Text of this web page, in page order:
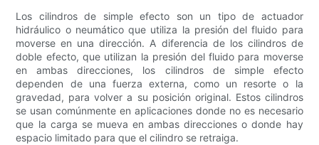
Los cilindros de simple efecto son un tipo de actuador
hidráulico o neumático que utiliza la presión del fluido para
moverse en una dirección. A diferencia de los cilindros de
doble efecto, que utilizan la presión del fluido para moverse
en ambas direcciones, los cilindros de simple efecto
dependen de una fuerza externa, como un resorte o la
gravedad, para volver a su posición original. Estos cilindros
se usan comúnmente en aplicaciones donde no es necesario
que la carga se mueva en ambas direcciones o donde hay
espacio limitado para que el cilindro se retraiga.